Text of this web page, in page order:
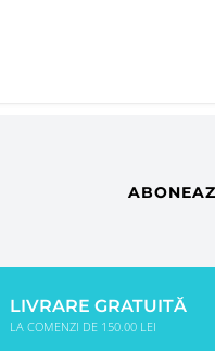
LIVRARE GRATUITĂ
LA COMENZI DE 150.00 LEI